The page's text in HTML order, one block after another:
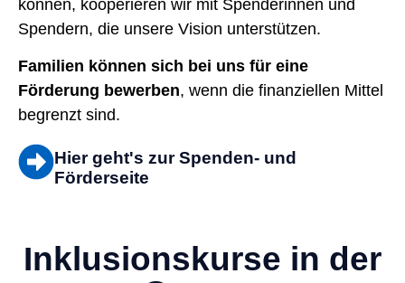
können, kooperieren wir mit Spenderinnen und
Spendern, die unsere Vision unterstützen.
Familien können sich bei uns für eine
Förderung bewerben, wenn die finanziellen Mittel
begrenzt sind.
Hier geht's zur Spenden- und
Förderseite
Inklusionskurse in der